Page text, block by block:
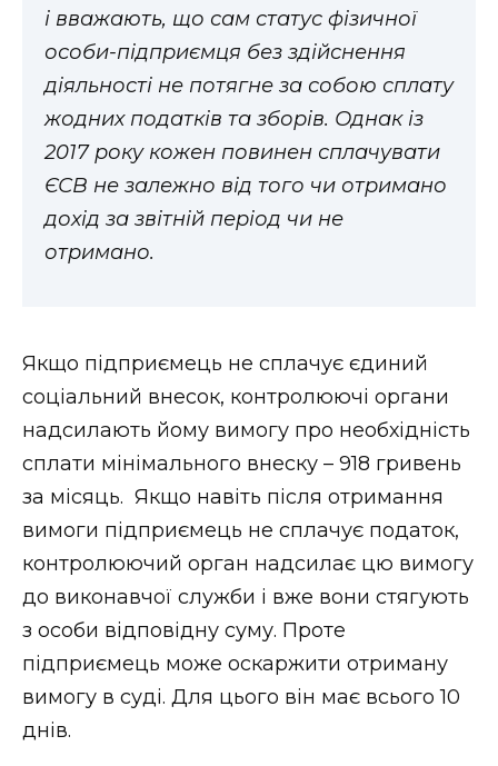
і вважають, що сам статус фізичної
особи-підприємця без здійснення
діяльності не потягне за собою сплату
жодних податків та зборів. Однак із
2017 року кожен повинен сплачувати
ЄСВ не залежно від того чи отримано
дохід за звітній період чи не
отримано.
Якщо підприємець не сплачує єдиний
соціальний внесок, контролюючі органи
надсилають йому вимогу про необхідність
сплати мінімального внеску – 918 гривень
за місяць. Якщо навіть після отримання
вимоги підприємець не сплачує податок,
контролюючий орган надсилає цю вимогу
до виконавчої служби і вже вони стягують
з особи відповідну суму. Проте
підприємець може оскаржити отриману
вимогу в суді. Для цього він має всього 10
днів.